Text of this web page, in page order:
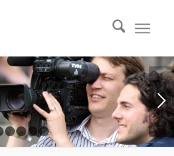
1 2 3 4 5 6